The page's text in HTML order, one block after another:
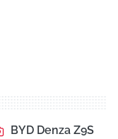
BYD Denza Z9S